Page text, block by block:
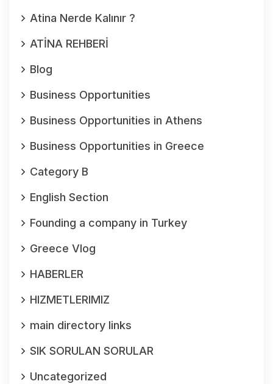
Atina Nerde Kalınır ?
ATİNA REHBERİ
Blog
Business Opportunities
Business Opportunities in Athens
Business Opportunities in Greece
Category B
English Section
Founding a company in Turkey
Greece Vlog
HABERLER
HIZMETLERIMIZ
main directory links
SIK SORULAN SORULAR
Uncategorized